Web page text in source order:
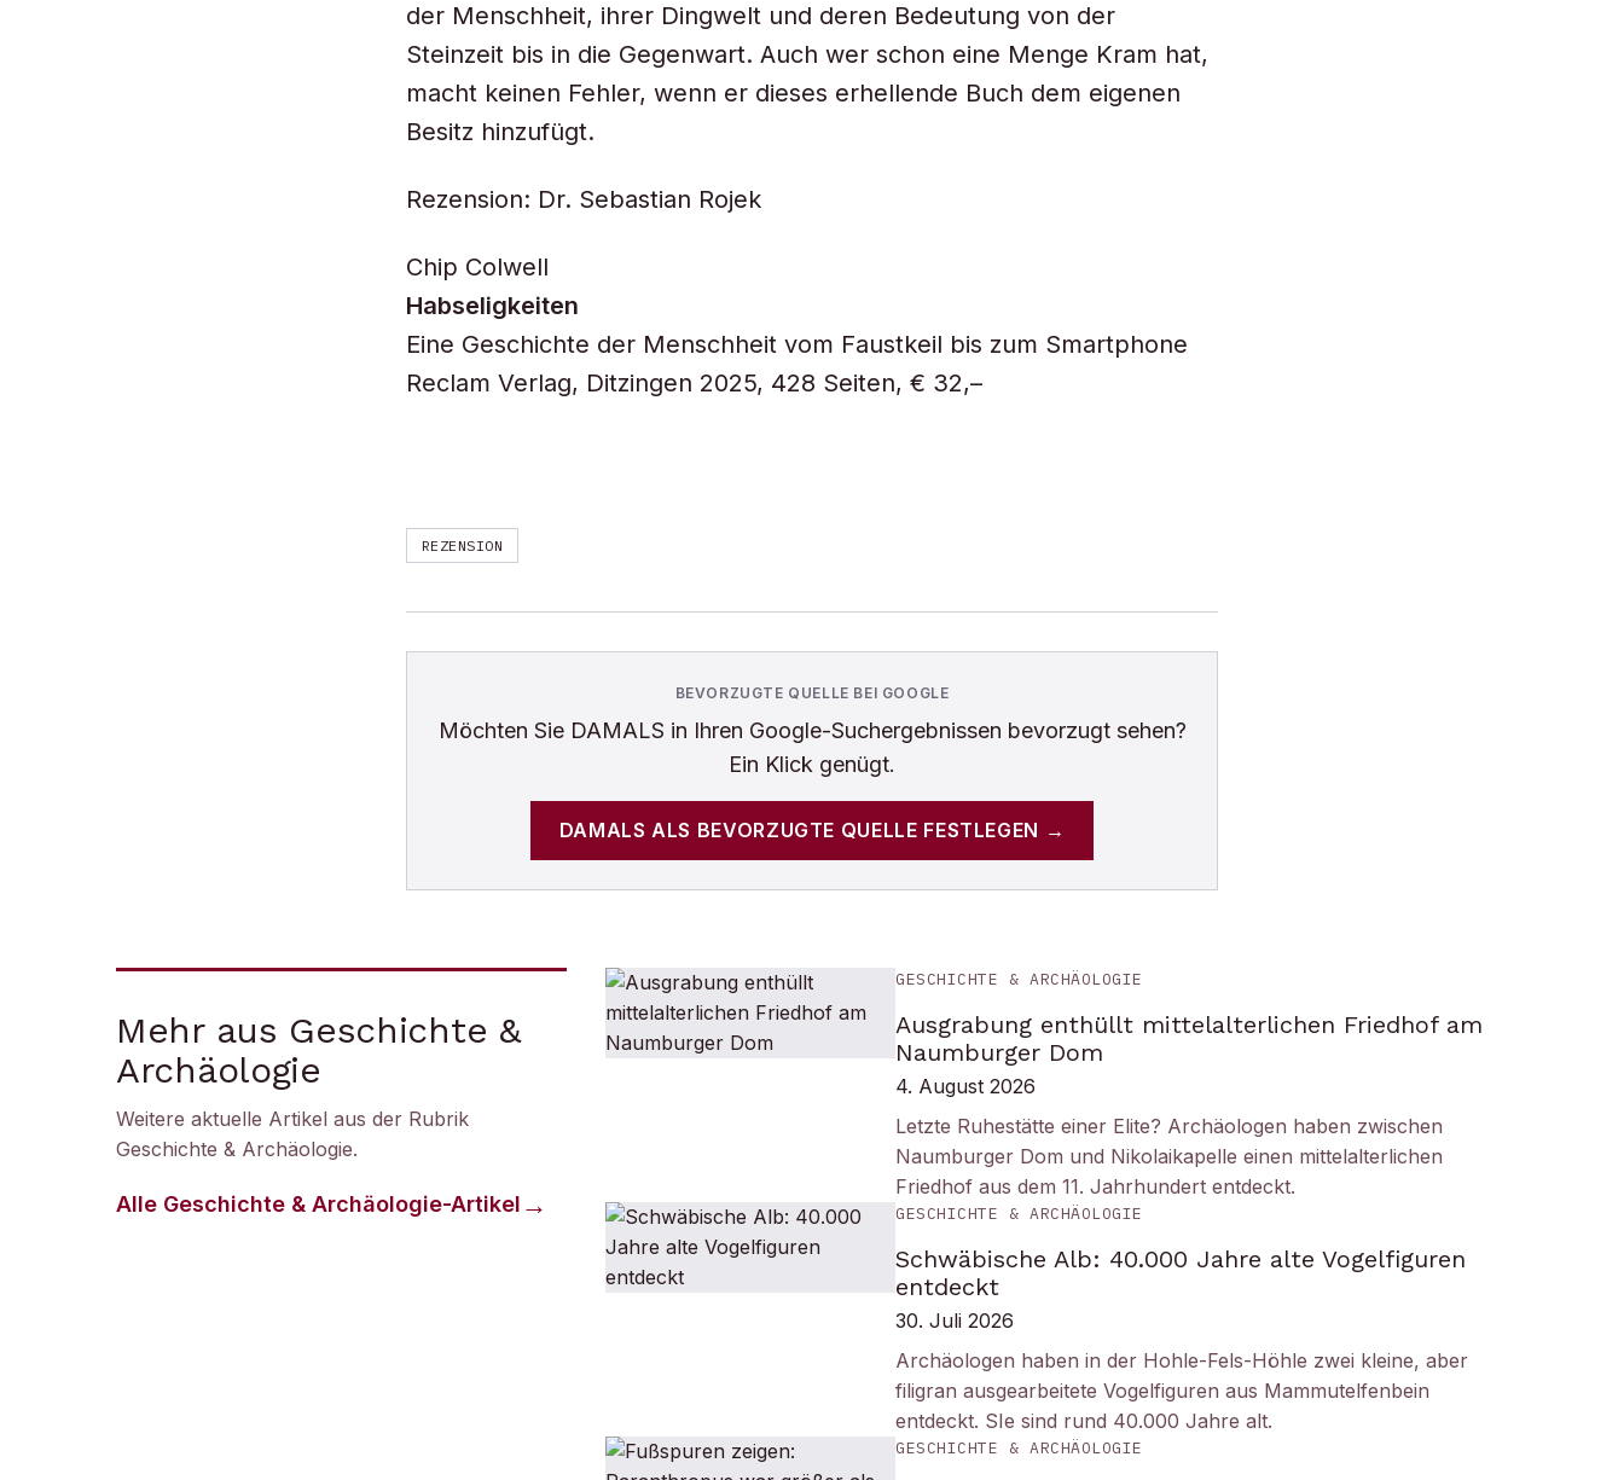
der Menschheit, ihrer Dingwelt und deren Bedeutung von der
Steinzeit bis in die Gegenwart. Auch wer schon eine Menge Kram hat,
macht keinen Fehler, wenn er dieses erhellende Buch dem eigenen
Besitz hinzufügt.
Rezension: Dr. Sebastian Rojek
Chip Colwell
Habseligkeiten
Eine Geschichte der Menschheit vom Faustkeil bis zum Smartphone
Reclam Verlag, Ditzingen 2025, 428 Seiten, € 32,–
REZENSION
BEVORZUGTE QUELLE BEI GOOGLE
Möchten Sie DAMALS in Ihren Google-Suchergebnissen bevorzugt sehen?
Ein Klick genügt.
DAMALS ALS BEVORZUGTE QUELLE FESTLEGEN →
Mehr aus Geschichte &
Archäologie
Weitere aktuelle Artikel aus der Rubrik
Geschichte & Archäologie.
Alle Geschichte & Archäologie-Artikel
GESCHICHTE & ARCHÄOLOGIE
Ausgrabung enthüllt mittelalterlichen Friedhof am
Naumburger Dom
4. August 2026
Letzte Ruhestätte einer Elite? Archäologen haben zwischen
Naumburger Dom und Nikolaikapelle einen mittelalterlichen
Friedhof aus dem 11. Jahrhundert entdeckt.
GESCHICHTE & ARCHÄOLOGIE
Schwäbische Alb: 40.000 Jahre alte Vogelfiguren
entdeckt
30. Juli 2026
Archäologen haben in der Hohle-Fels-Höhle zwei kleine, aber
filigran ausgearbeitete Vogelfiguren aus Mammutelfenbein
entdeckt. SIe sind rund 40.000 Jahre alt.
GESCHICHTE & ARCHÄOLOGIE